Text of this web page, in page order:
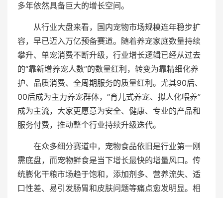
多年依然具备巨大的增长空间。
从行业大盘来看，国内宠物市场规模连年稳步扩
容，早已迈入万亿预备赛道。随着养宠家庭数量持续
攀升、单宠消费不断升级，行业增长逻辑已经从过去
的“靠新增养宠人数”的数量红利，转变为靠精细化养
护、品质消费、全周期服务的质量红利。尤其90后、
00后成为主力养宠群体，“育儿式养宠、拟人化喂养”
成为主流，大家更愿意为安全、健康、专业的产品和
服务付费，推动整个行业持续升级迭代。
在众多细分赛道中，宠物食品依旧是行业第一刚
需底盘，而宠物鲜食是当下增长最快的增量风口。传
统膨化干粮市场趋于饱和，添加剂多、营养流失、适
口性差、易引发肠胃和皮肤问题等痛点愈发明显。相